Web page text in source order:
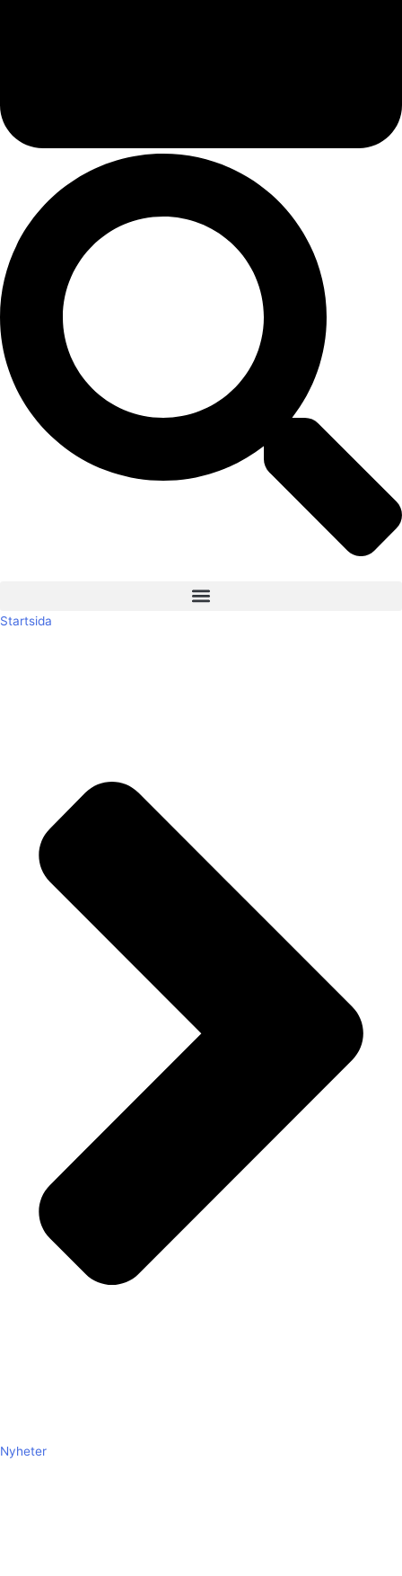
Startsida
Nyheter